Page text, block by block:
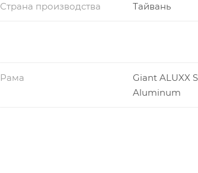
Страна производства Тайвань
Рама
Giant ALUXX
Aluminum